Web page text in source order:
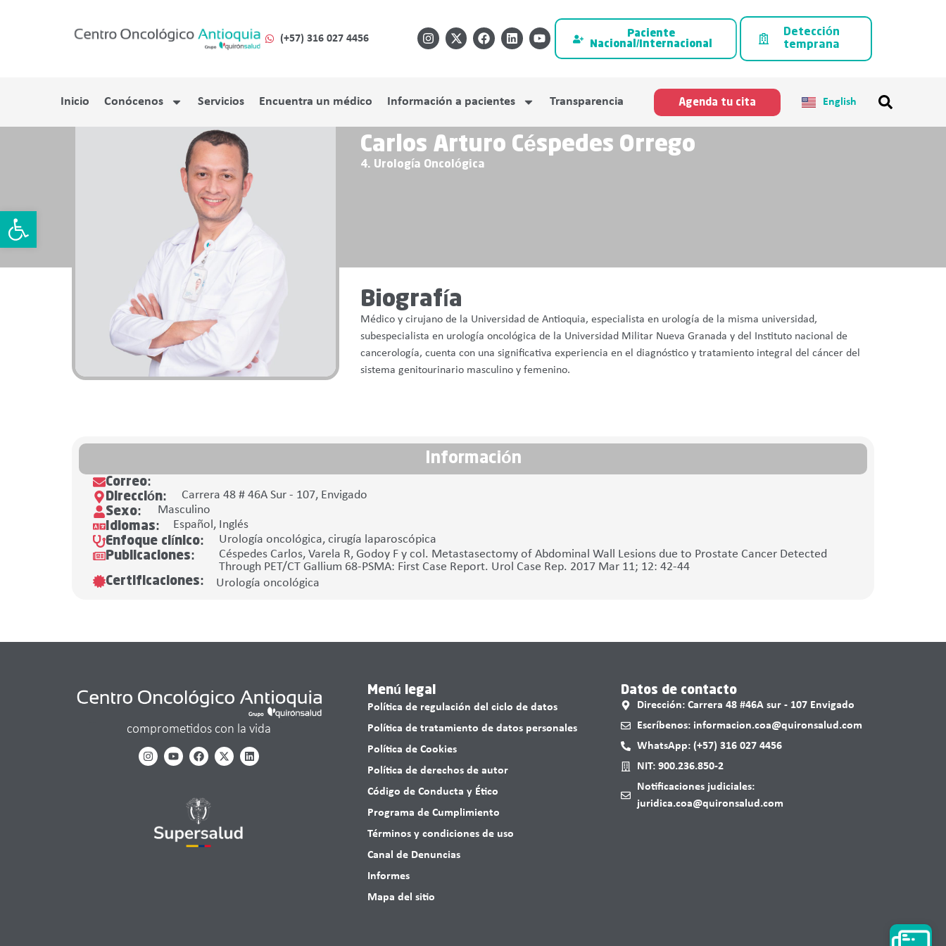
Abrir barra de herramientas
(+57) 316 027 4456
Paciente
Nacional/Internacional
Detección
temprana
Inicio Conócenos Servicios Encuentra un médico Información a pacientes Transparencia Agenda tu cita English
Carlos Arturo Céspedes Orrego
4. Urología Oncológica
Biografía
Médico y cirujano de la Universidad de Antioquia, especialista en urología de la misma universidad,
subespecialista en urología oncológica de la Universidad Militar Nueva Granada y del Instituto nacional de
cancerología, cuenta con una significativa experiencia en el diagnóstico y tratamiento integral del cáncer del
sistema genitourinario masculino y femenino.
Información
Correo:
Dirección:
Carrera 48 # 46A Sur - 107, Envigado
Sexo: Masculino
Idiomas: Español, Inglés
Enfoque clínico: Urología oncológica, cirugía laparoscópica
Publicaciones:
Céspedes Carlos, Varela R, Godoy F y col. Metastasectomy of Abdominal Wall Lesions due to Prostate Cancer Detected
Through PET/CT Gallium 68-PSMA: First Case Report. Urol Case Rep. 2017 Mar 11; 12: 42-44
Certificaciones: Urología oncológica
comprometidos con la vida
Menú legal
Política de regulación del ciclo de datos
Política de tratamiento de datos personales
Política de Cookies
Política de derechos de autor
Código de Conducta y Ético
Programa de Cumplimiento
Términos y condiciones de uso
Canal de Denuncias
Informes
Mapa del sitio
Datos de contacto
Dirección: Carrera 48 #46A sur - 107 Envigado
Escríbenos: informacion.coa@quironsalud.com
WhatsApp: (+57) 316 027 4456
NIT: 900.236.850-2
Notificaciones judiciales:
juridica.coa@quironsalud.com